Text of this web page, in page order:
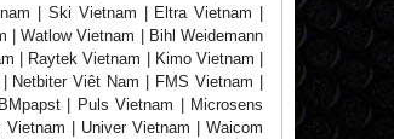
| Ski Vietnam | Eltra Vietnam |
| Watlow Vietnam | Bihl Weidemann
| Raytek Vietnam | Kimo Vietnam |
Netbiter Viêt Nam | FMS Vietnam |
| Puls Vietnam | Microsens
| Univer Vietnam | Waicom